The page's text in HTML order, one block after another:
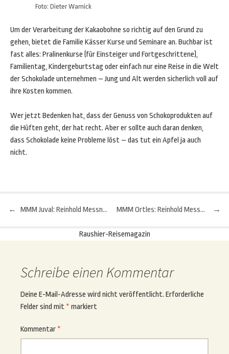
Foto: Dieter Warnick
Um der Verarbeitung der Kakaobohne so richtig auf den Grund zu
gehen, bietet die Familie Kässer Kurse und Seminare an. Buchbar ist
fast alles: Pralinenkurse (für Einsteiger und Fortgeschrittene),
Familientag, Kindergeburtstag oder einfach nur eine Reise in die Welt
der Schokolade unternehmen – Jung und Alt werden sicherlich voll auf
ihre Kosten kommen.
Wer jetzt Bedenken hat, dass der Genuss von Schokoprodukten auf
die Hüften geht, der hat recht. Aber er sollte auch daran denken,
dass Schokolade keine Probleme löst – das tut ein Apfel ja auch
nicht.
Beitragsnavigation
← MMM Juval: Reinhold Messners Wohnsitz →
MMM Ortles: Reinhold Messners kleines Prunkstück
Raushier-Reisemagazin
Schreibe einen Kommentar
Deine E-Mail-Adresse wird nicht veröffentlicht. Erforderliche
Felder sind mit * markiert
Kommentar *